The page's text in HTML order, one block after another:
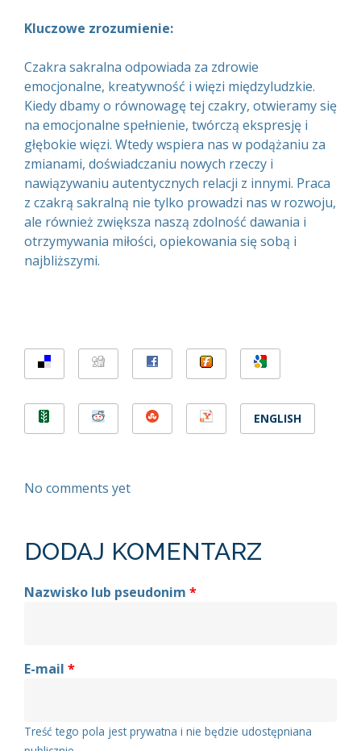
Kluczowe zrozumienie:
Czakra sakralna odpowiada za zdrowie
emocjonalne, kreatywność i więzi międzyludzkie.
Kiedy dbamy o równowagę tej czakry, otwieramy się
na emocjonalne spełnienie, twórczą ekspresję i
głębokie więzi. Wtedy wspiera nas w podążaniu za
zmianami, doświadczaniu nowych rzeczy i
nawiązywaniu autentycznych relacji z innymi. Praca
z czakrą sakralną nie tylko prowadzi nas w rozwoju,
ale również zwiększa naszą zdolność dawania i
otrzymywania miłości, opiekowania się sobą i
najbliższymi.
ENGLISH
No comments yet
DODAJ KOMENTARZ
Nazwisko lub pseudonim *
E-mail *
Treść tego pola jest prywatna i nie będzie udostępniana